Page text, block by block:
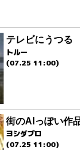
テレビにうつる
トルー
(07.25 11:00)
街のAIっぽい作
ヨシダプロ
(07.25 11:00)